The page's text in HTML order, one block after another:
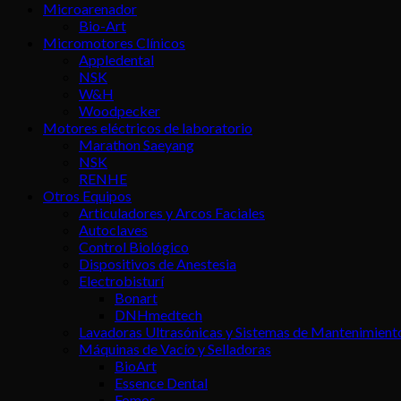
Microarenador
Bio-Art
Micromotores Clínicos
Appledental
NSK
W&H
Woodpecker
Motores eléctricos de laboratorio
Marathon Saeyang
NSK
RENHE
Otros Equipos
Articuladores y Arcos Faciales
Autoclaves
Control Biológico
Dispositivos de Anestesia
Electrobisturí
Bonart
DNHmedtech
Lavadoras Ultrasónicas y Sistemas de
Máquinas de Vacío y Selladoras
BioArt
Essence Dental